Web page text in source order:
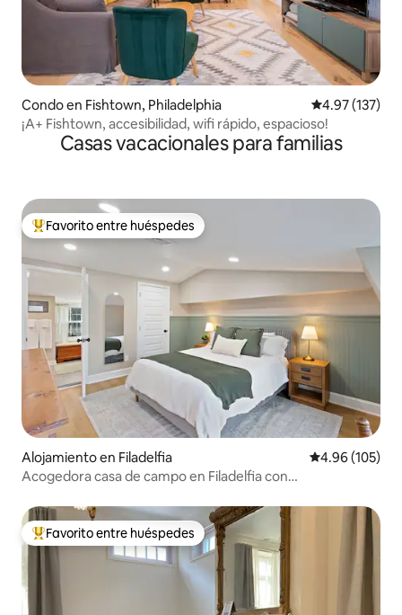
Condo en Fishtown, Philadelphia Calificación
4.97 (137)
¡A+ Fishtown, accesibilidad, wifi rápido, espacioso!
Casas vacacionales para familias
Favorito entre huéspedes preferido
Favorito entre huéspedes
Alojamiento en Filadelfia Calificación
4.96 (105)
Acogedora casa de campo en Filadelfia con
Favorito entre huéspedes preferido
Favorito entre huéspedes